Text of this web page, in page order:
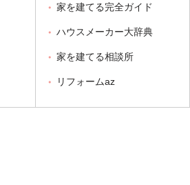
家を建てる完全ガイド
ハウスメーカー大辞典
家を建てる相談所
リフォームaz